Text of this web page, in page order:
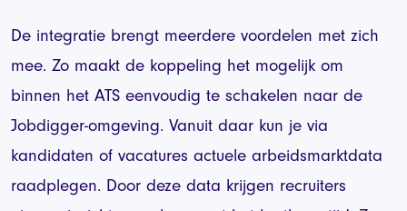
De integratie brengt meerdere voordelen met zich
mee. Zo maakt de koppeling het mogelijk om
binnen het ATS eenvoudig te schakelen naar de
Jobdigger-omgeving. Vanuit daar kun je via
kandidaten of vacatures actuele arbeidsmarktdata
raadplegen. Door deze data krijgen recruiters